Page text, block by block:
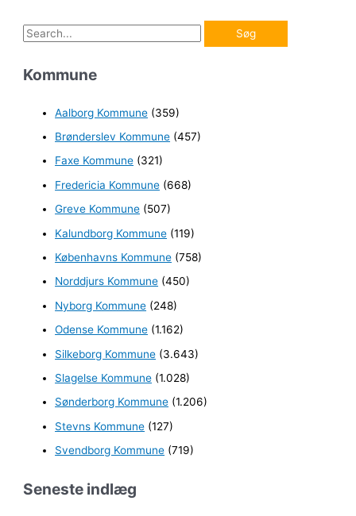
S
g
Kommune
Aalborg Kommune (359)
Brønderslev Kommune (457)
Faxe Kommune (321)
Fredericia Kommune (668)
Greve Kommune (507)
Kalundborg Kommune (119)
Københavns Kommune (758)
Norddjurs Kommune (450)
Nyborg Kommune (248)
Odense Kommune (1.162)
Silkeborg Kommune (3.643)
Slagelse Kommune (1.028)
Sønderborg Kommune (1.206)
Stevns Kommune (127)
Svendborg Kommune (719)
Seneste indlæg